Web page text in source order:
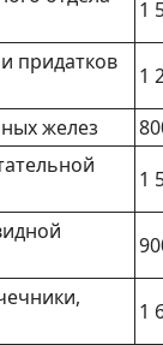
1
придатков
1
желез
1
1